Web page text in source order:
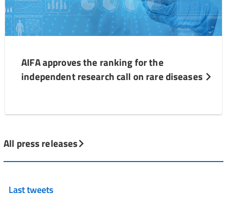
AIFA approves the ranking for the
independent research call on rare diseases
All press releases
Last tweets